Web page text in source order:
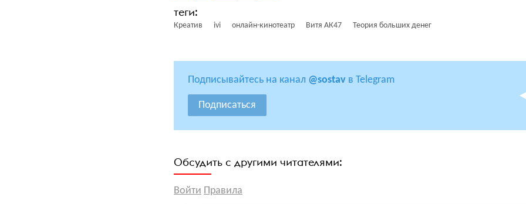
Креатив ivi онлайн-кинотеатр Витя АК47 Теория больших денег
Подписывайтесь на канал @sostav в Telegram
Подписаться
Обсудить с другими читателями:
Войти Правила